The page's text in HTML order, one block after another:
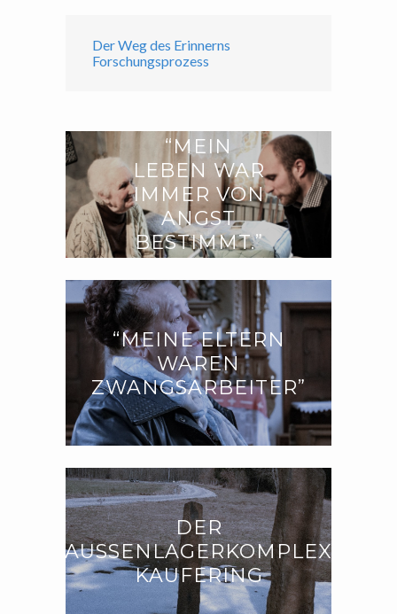
Der Weg des Erinnerns
Forschungsprozess
“MEIN
LEBEN WAR
IMMER VON
ANGST
BESTIMMT.”
“MEINE ELTERN
WAREN
ZWANGSARBEITER”
DER
AUSSENLAGERKOMPLEX K
AUFERING